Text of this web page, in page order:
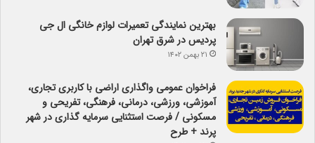
بهترین نمایندگی تعمیرات لوازم خانگی ال جی
پردیس در شرق تهران
۲۱ بهمن ۱۴۰۲
فراخوان عمومی واگذاری اراضی با کاربری تجاری،
آموزشی، ورزشی، درمانی، فرهنگی، تفریحی و
مسکونی / فرصت استثنایی سرمایه گذاری در شهر
پرند + طرح